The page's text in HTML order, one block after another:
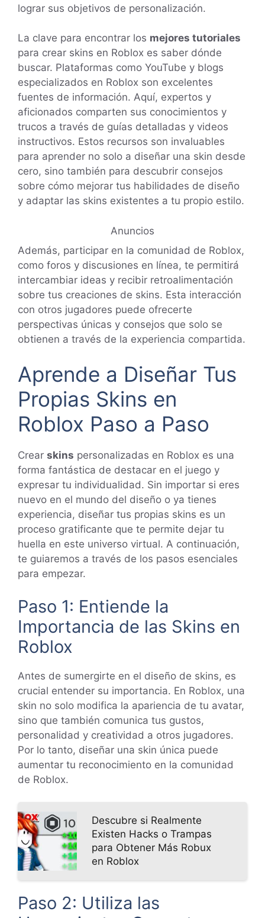
lograr sus objetivos de personalización.
La clave para encontrar los mejores tutoriales
para crear skins en Roblox es saber dónde
buscar. Plataformas como YouTube y blogs
especializados en Roblox son excelentes
fuentes de información. Aquí, expertos y
aficionados comparten sus conocimientos y
trucos a través de guías detalladas y videos
instructivos. Estos recursos son invaluables
para aprender no solo a diseñar una skin desde
cero, sino también para descubrir consejos
sobre cómo mejorar tus habilidades de diseño
y adaptar las skins existentes a tu propio estilo.
Anuncios
Además, participar en la comunidad de Roblox,
como foros y discusiones en línea, te permitirá
intercambiar ideas y recibir retroalimentación
sobre tus creaciones de skins. Esta interacción
con otros jugadores puede ofrecerte
perspectivas únicas y consejos que solo se
obtienen a través de la experiencia compartida.
Aprende a Diseñar Tus
Propias Skins en
Roblox Paso a Paso
Crear skins personalizadas en Roblox es una
forma fantástica de destacar en el juego y
expresar tu individualidad. Sin importar si eres
nuevo en el mundo del diseño o ya tienes
experiencia, diseñar tus propias skins es un
proceso gratificante que te permite dejar tu
huella en este universo virtual. A continuación,
te guiaremos a través de los pasos esenciales
para empezar.
Paso 1: Entiende la
Importancia de las Skins en
Roblox
Antes de sumergirte en el diseño de skins, es
crucial entender su importancia. En Roblox, una
skin no solo modifica la apariencia de tu avatar,
sino que también comunica tus gustos,
personalidad y creatividad a otros jugadores.
Por lo tanto, diseñar una skin única puede
aumentar tu reconocimiento en la comunidad
de Roblox.
Descubre si Realmente
Existen Hacks o Trampas
para Obtener Más Robux
en Roblox
Paso 2: Utiliza las